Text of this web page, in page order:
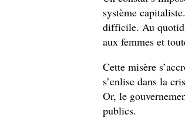
système
difficile. Au
aux femmes et
Cette misère
s’enlise dans la
Or, le
publics.